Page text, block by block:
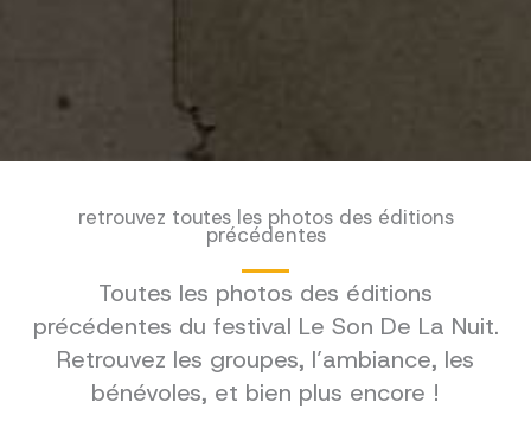
retrouvez toutes les photos des éditions
précédentes
Toutes les photos des éditions
précédentes du festival Le Son De La Nuit.
Retrouvez les groupes, l’ambiance, les
bénévoles, et bien plus encore !